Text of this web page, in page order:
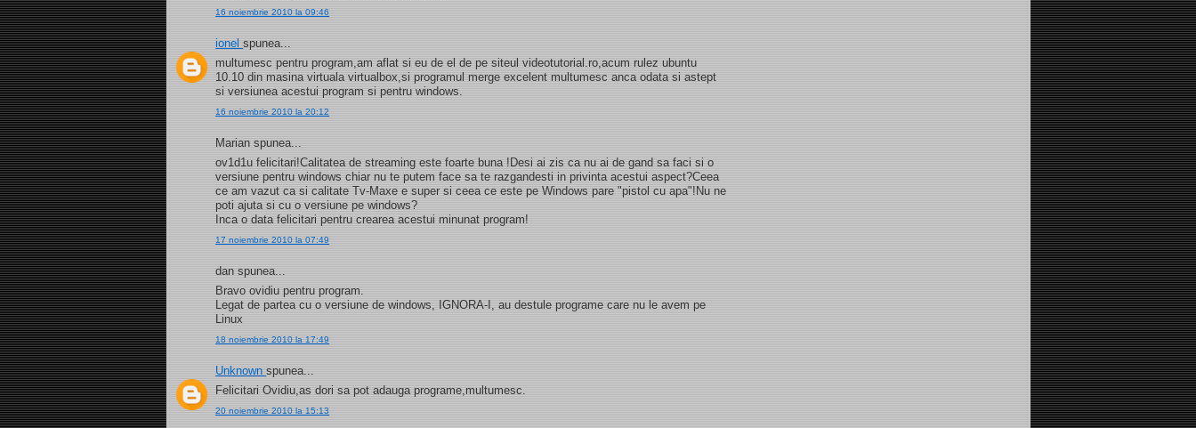
16 noiembrie 2010 la 09:46
ionelspunea...
multumesc pentru program,am aflat si eu de el de pe siteul videotutorial.ro,acum rulez ubuntu
10.10 din masina virtuala virtualbox,si programul merge excelent multumesc anca odata si astept
si versiunea acestui program si pentru windows.
16 noiembrie 2010 la 20:12
Marian spunea...
ov1d1u felicitari!Calitatea de streaming este foarte buna !Desi ai zis ca nu ai de gand sa faci si o
versiune pentru windows chiar nu te putem face sa te razgandesti in privinta acestui aspect?Ceea
ce am vazut ca si calitate Tv-Maxe e super si ceea ce este pe Windows pare "pistol cu apa"!Nu ne
poti ajuta si cu o versiune pe windows?
Inca o data felicitari pentru crearea acestui minunat program!
17 noiembrie 2010 la 07:49
dan spunea...
Bravo ovidiu pentru program.
Legat de partea cu o versiune de windows, IGNORA-I, au destule programe care nu le avem pe
Linux
18 noiembrie 2010 la 17:49
Unknownspunea...
Felicitari Ovidiu,as dori sa pot adauga programe,multumesc.
20 noiembrie 2010 la 15:13